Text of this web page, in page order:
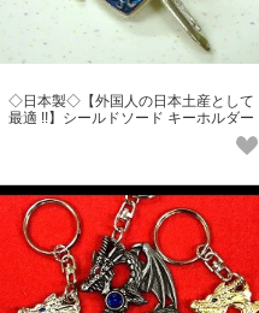
◇日本製◇【外国人の日本土産として
最適 !!】シールドソード キーホルダー